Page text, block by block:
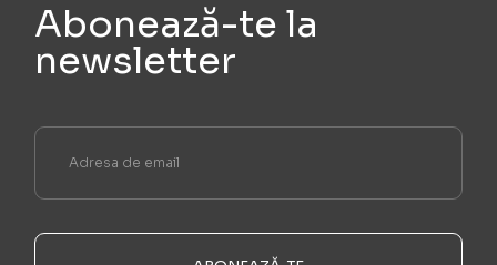
Abonează-te la
newsletter